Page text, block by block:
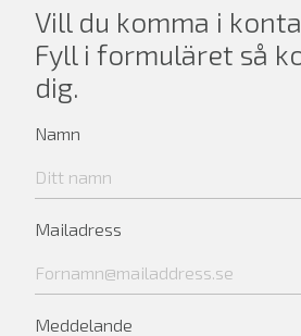
Vill du komma i
Fyll i formuläret så
dig.
Namn
Mailadress
Meddelande